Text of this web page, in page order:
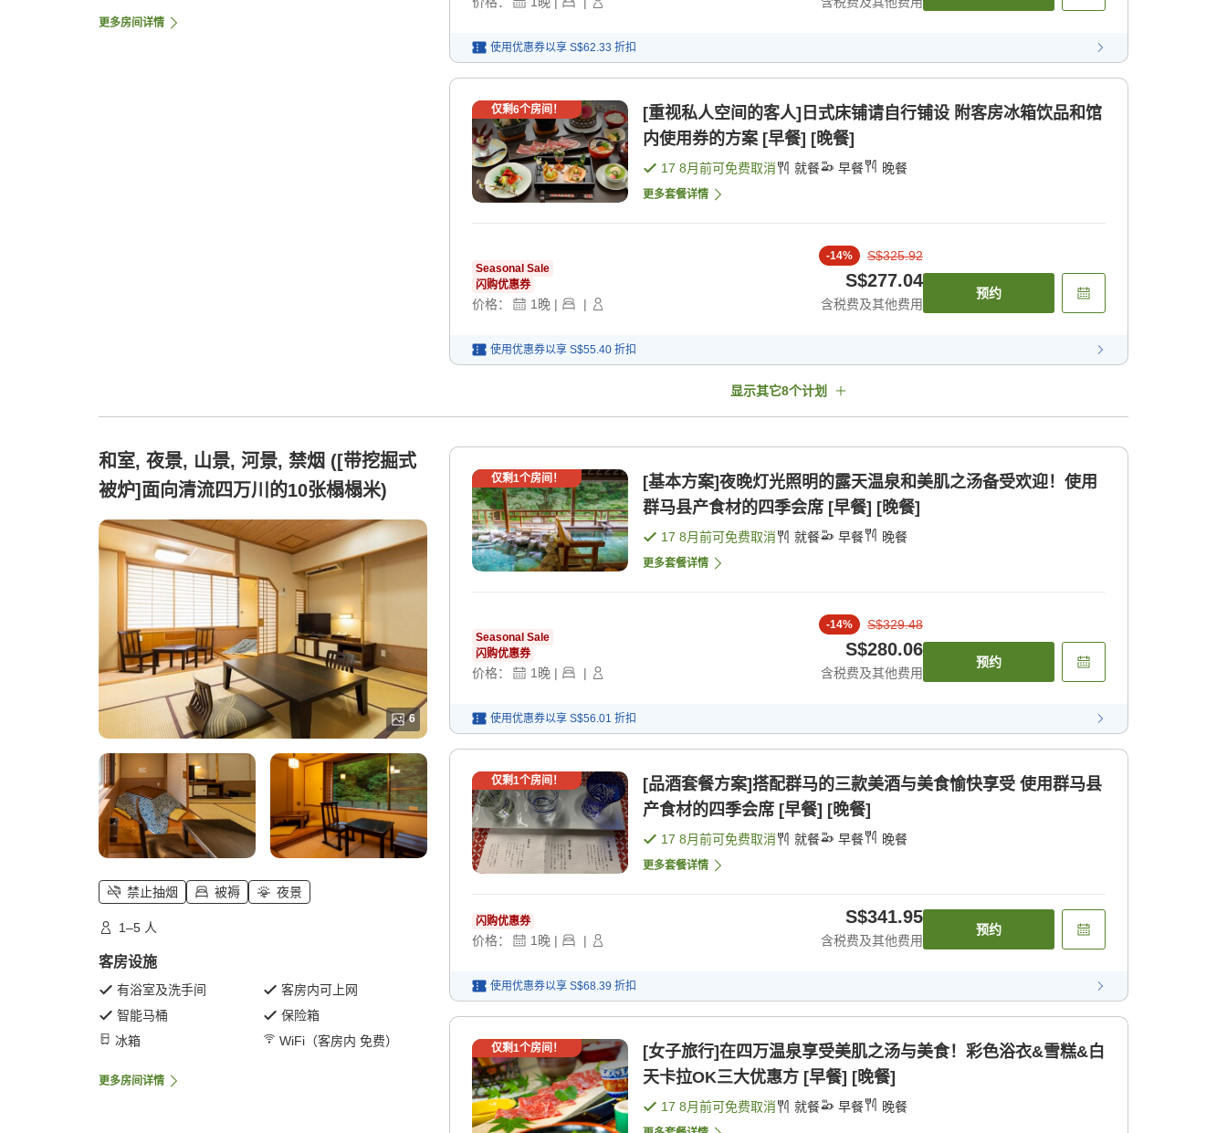
更多房间详情
使用优惠券以享 S$62.33 折扣
仅剩6个房间！
[重视私人空间的客人]日式床铺请自行铺设 附客房冰箱饮品和馆
内使用券的方案 [早餐] [晚餐]
17 8月前可免费取消 就餐 早餐 晚餐
更多套餐详情
Seasonal Sale
闪购优惠券
价格： 1 晚 | |
-14% S$325.92
S$277.04
含税费及其他费用
预约
使用优惠券以享 S$55.40 折扣
显示其它8个计划
和室, 夜景, 山景, 河景, 禁烟 ([带挖掘式
被炉]面向清流四万川的10张榻榻米)
6
禁止抽烟 被褥 夜景
1–5 人
客房设施
有浴室及洗手间
客房内可上网
智能马桶
保险箱
冰箱
WiFi（客房内 免费）
更多房间详情
仅剩1个房间！
[基本方案]夜晚灯光照明的露天温泉和美肌之汤备受欢迎！使用
群马县产食材的四季会席 [早餐] [晚餐]
17 8月前可免费取消 就餐 早餐 晚餐
更多套餐详情
Seasonal Sale
闪购优惠券
价格： 1晚 | |
-14% S$329.48
S$280.06
含税费及其他费用
预约
使用优惠券以享 S$56.01 折扣
仅剩1个房间！
[品酒套餐方案]搭配群马的三款美酒与美食愉快享受 使用群马县
产食材的四季会席 [早餐] [晚餐]
17 8月前可免费取消 就餐 早餐 晚餐
更多套餐详情
闪购优惠券
价格： 1晚 | |
S$341.95
含税费及其他费用
预约
使用优惠券以享 S$68.39 折扣
仅剩1个房间！
[女子旅行]在四万温泉享受美肌之汤与美食！彩色浴衣&雪糕&白
天卡拉OK三大优惠方 [早餐] [晚餐]
17 8月前可免费取消 就餐 早餐 晚餐